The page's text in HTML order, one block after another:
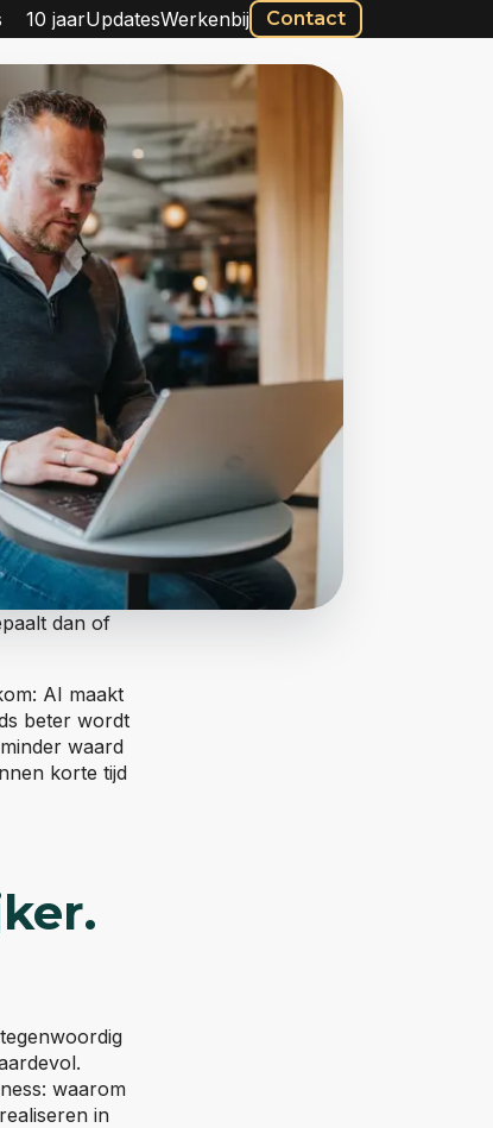
10 jaarUpdatesWerkenbij Contact
dan of
AI maakt
beter wordt
waard
korte tijd
waarom
in